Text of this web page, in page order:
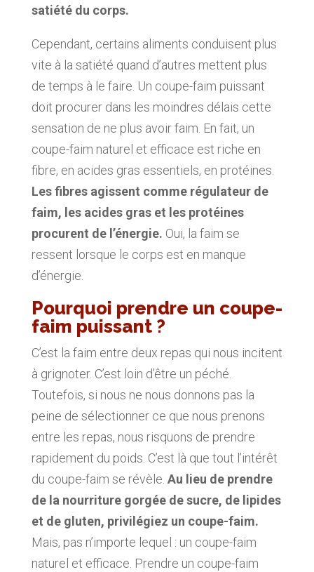
satiété du corps.
Cependant, certains aliments conduisent plus
vite à la satiété quand d’autres mettent plus
de temps à le faire. Un coupe-faim puissant
doit procurer dans les moindres délais cette
sensation de ne plus avoir faim. En fait, un
coupe-faim naturel et efficace est riche en
fibre, en acides gras essentiels, en protéines.
Les fibres agissent comme régulateur de
faim, les acides gras et les protéines
procurent de l’énergie. Oui, la faim se
ressent lorsque le corps est en manque
d’énergie.
Pourquoi prendre un coupe-
faim puissant ?
C’est la faim entre deux repas qui nous incitent
à grignoter. C’est loin d’être un péché.
Toutefois, si nous ne nous donnons pas la
peine de sélectionner ce que nous prenons
entre les repas, nous risquons de prendre
rapidement du poids. C’est là que tout l’intérêt
du coupe-faim se révèle. Au lieu de prendre
de la nourriture gorgée de sucre, de lipides
et de gluten, privilégiez un coupe-faim.
Mais, pas n’importe lequel : un coupe-faim
naturel et efficace. Prendre un coupe-faim